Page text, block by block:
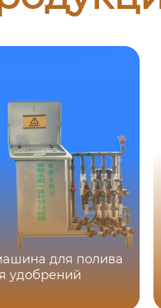
для полива
удобрений